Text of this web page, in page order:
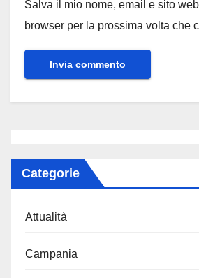
Salva il mio nome, email e sito
browser per la prossima volta che
Categorie
Attualità
Campania